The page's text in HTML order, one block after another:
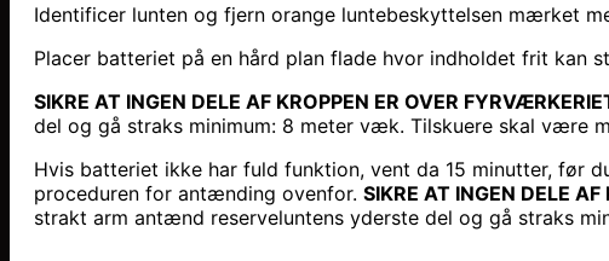
Identificer lunten og fjern orange luntebeskyttelsen mærket
Placer batteriet på en hård plan flade hvor indholdet frit kan
SIKRE AT INGEN DELE AF KROPPEN ER OVER
del og gå straks minimum: 8 meter væk. Tilskuere skal være
Hvis batteriet ikke har fuld funktion, vent da 15 minutter, før
proceduren for antænding ovenfor. SIKRE AT INGEN DELE
strakt arm antænd reserveluntens yderste del og gå straks